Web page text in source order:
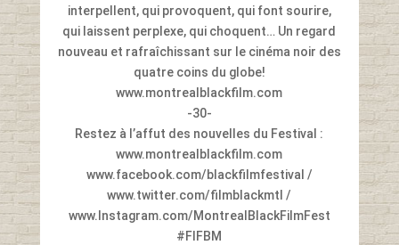
interpellent, qui provoquent, qui font sourire,
qui laissent perplexe, qui choquent… Un regard
nouveau et rafraîchissant sur le cinéma noir des
quatre coins du globe!
www.montrealblackfilm.com
-30-
Restez à l’affut des nouvelles du Festival :
www.montrealblackfilm.com
www.facebook.com/blackfilmfestival /
www.twitter.com/filmblackmtl /
www.Instagram.com/MontrealBlackFilmFest
#FIFBM